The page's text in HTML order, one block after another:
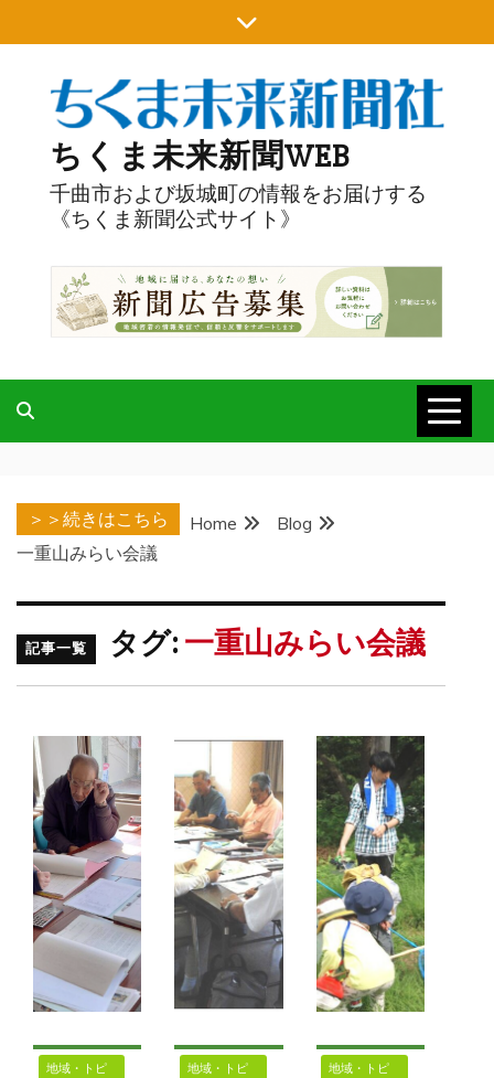
to
ちくま未来新聞WEB
千曲市および坂城町の情報をお届けする
《ちくま新聞公式サイト》
＞＞続きはこちら Home
Blog
一重山みらい会議
タグ: 一重山みらい会議
地域・トピ
地域・トピ
地域・トピ